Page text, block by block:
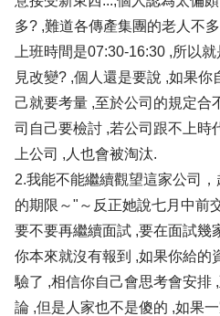
多? ,難道各傳產集團的老人不
上班時間是07:30-16:30 ,所以
見改變? ,個人還是要說 ,如果你
己就要考量 ,至於公司的規定合
司自己要檢討 ,若公司跟不上時
上公司 ,人也會被淘汰.
2.我能不能繼續觀望這家公司
的期限～"～反正她說七月中前
要不要再繼續面試 ,要在面試幾
你本來就沒有報到 ,如果你給的
驗了 ,相信你自己會思考會安排
論 ,但是人家也不是傻的 ,如果